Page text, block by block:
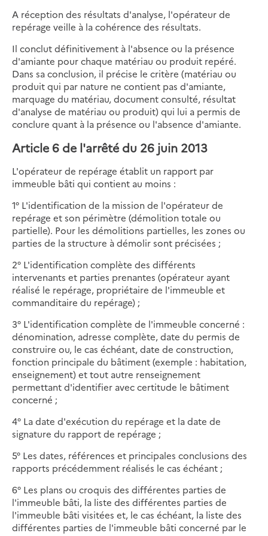
A réception des résultats d'analyse, l'opérateur de
repérage veille à la cohérence des résultats.
Il conclut définitivement à l'absence ou la présence
d'amiante pour chaque matériau ou produit repéré.
Dans sa conclusion, il précise le critère (matériau ou
produit qui par nature ne contient pas d'amiante,
marquage du matériau, document consulté, résultat
d'analyse de matériau ou produit) qui lui a permis de
conclure quant à la présence ou l'absence d'amiante.
Article 6 de l'arrêté du 26 juin 2013
L'opérateur de repérage établit un rapport par
immeuble bâti qui contient au moins :
1° L'identification de la mission de l'opérateur de
repérage et son périmètre (démolition totale ou
partielle). Pour les démolitions partielles, les zones ou
parties de la structure à démolir sont précisées ;
2° L'identification complète des différents
intervenants et parties prenantes (opérateur ayant
réalisé le repérage, propriétaire de l'immeuble et
commanditaire du repérage) ;
3° L'identification complète de l'immeuble concerné :
dénomination, adresse complète, date du permis de
construire ou, le cas échéant, date de construction,
fonction principale du bâtiment (exemple : habitation,
enseignement) et tout autre renseignement
permettant d'identifier avec certitude le bâtiment
concerné ;
4° La date d'exécution du repérage et la date de
signature du rapport de repérage ;
5° Les dates, références et principales conclusions des
rapports précédemment réalisés le cas échéant ;
6° Les plans ou croquis des différentes parties de
l'immeuble bâti, la liste des différentes parties de
l'immeuble bâti visitées et, le cas échéant, la liste des
différentes parties de l'immeuble bâti concerné par le